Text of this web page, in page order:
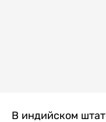
В индийском